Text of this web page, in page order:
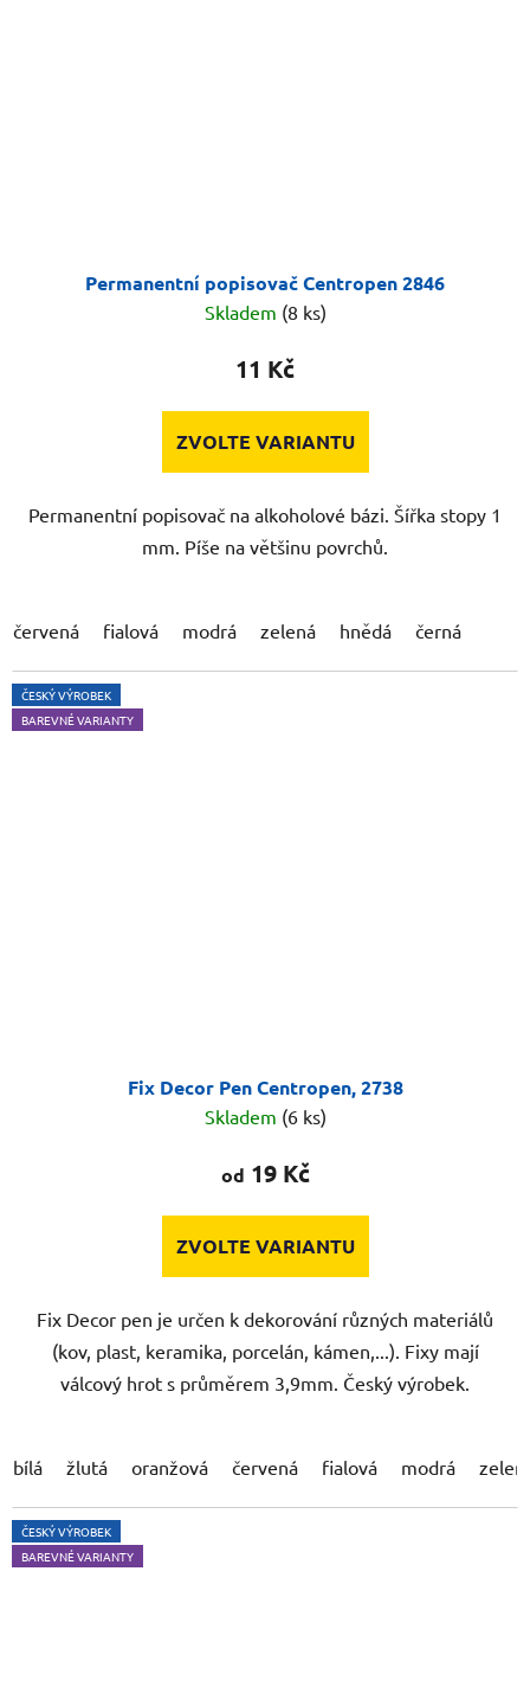
Permanentní popisovač Centropen 2846
Skladem (8 ks)
11 Kč
ZVOLTE VARIANTU
Permanentní popisovač na alkoholové bázi. Šířka stopy 1
mm. Píše na většinu povrchů.
červená fialová modrá zelená hnědá černá
ČESKÝ VÝROBEK
BAREVNÉ VARIANTY
Fix Decor Pen Centropen, 2738
Skladem (6 ks)
od 19 Kč
ZVOLTE VARIANTU
Fix Decor pen je určen k dekorování různých materiálů
(kov, plast, keramika, porcelán, kámen,...). Fixy mají
válcový hrot s průměrem 3,9mm. Český výrobek.
bílá žlutá oranžová červená fialová modrá
ČESKÝ VÝROBEK
BAREVNÉ VARIANTY